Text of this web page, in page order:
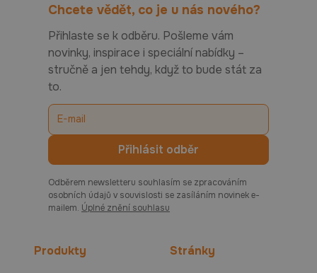
Chcete vědět, co je u nás nového?
Přihlaste se k odběru. Pošleme vám
novinky, inspirace i speciální nabídky –
stručně a jen tehdy, když to bude stát za
to.
Odběrem newsletteru souhlasím se zpracováním
osobních údajů v souvislosti se zasíláním novinek e-
mailem. Úplné znění souhlasu
Produkty Stránky